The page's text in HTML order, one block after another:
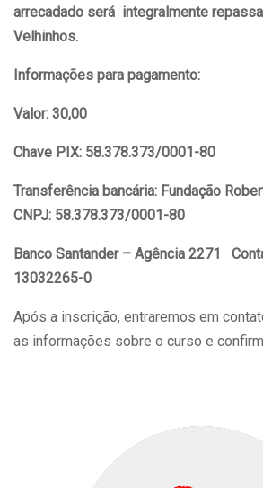
arrecadado será integralmente
Velhinhos.
Informações para pagamento:
Valor: 30,00
Chave PIX: 58.378.373/0001-80
Transferência bancária: Fundação
CNPJ: 58.378.373/0001-80
Banco Santander – Agência 2271
13032265-0
Após a inscrição, entraremos em
as informações sobre o curso e